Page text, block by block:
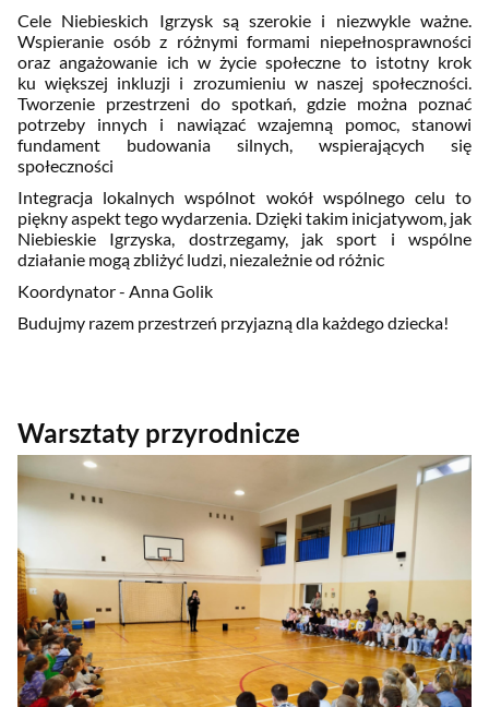
Cele Niebieskich Igrzysk są szerokie i niezwykle ważne.
Wspieranie osób z różnymi formami niepełnosprawności
oraz angażowanie ich w życie społeczne to istotny krok
ku większej inkluzji i zrozumieniu w naszej społeczności.
Tworzenie przestrzeni do spotkań, gdzie można poznać
potrzeby innych i nawiązać wzajemną pomoc, stanowi
fundament budowania silnych, wspierających się
społeczności
Integracja lokalnych wspólnot wokół wspólnego celu to
piękny aspekt tego wydarzenia. Dzięki takim inicjatywom, jak
Niebieskie Igrzyska, dostrzegamy, jak sport i wspólne
działanie mogą zbliżyć ludzi, niezależnie od różnic
Koordynator - Anna Golik
Budujmy razem przestrzeń przyjazną dla każdego dziecka!
Warsztaty przyrodnicze